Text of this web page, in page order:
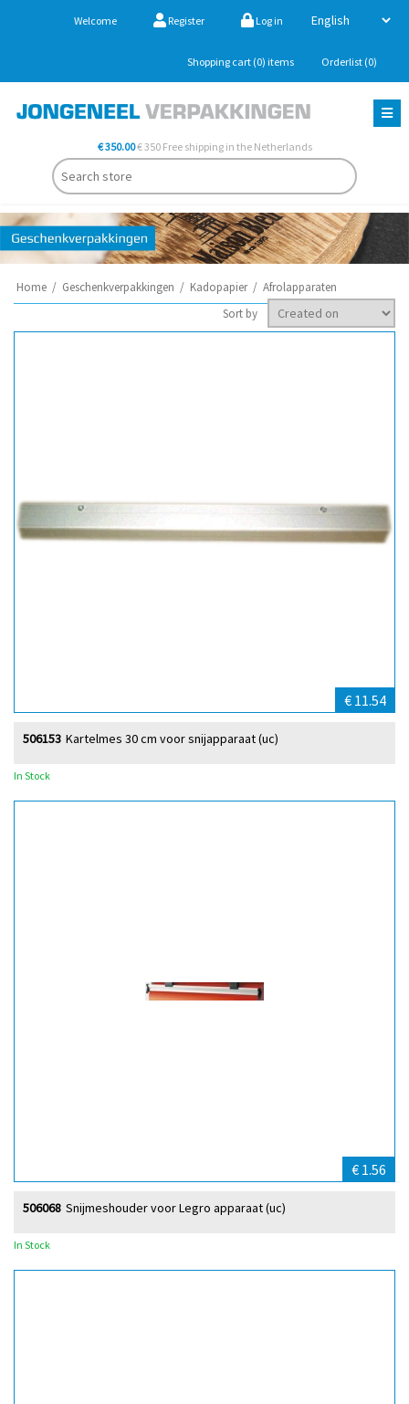
Welcome Register Log in
Shopping cart (0) items Orderlist (0)
€ 350.00€ 350 Free shipping in the Netherlands
Home / Geschenkverpakkingen / Kadopapier / Afrolapparaten
Sort by
€ 11.54
Kartelmes 30 cm voor snijapparaat (uc)
506153
In Stock
€ 1.56
Snijmeshouder voor Legro apparaat (uc)
506068
In Stock